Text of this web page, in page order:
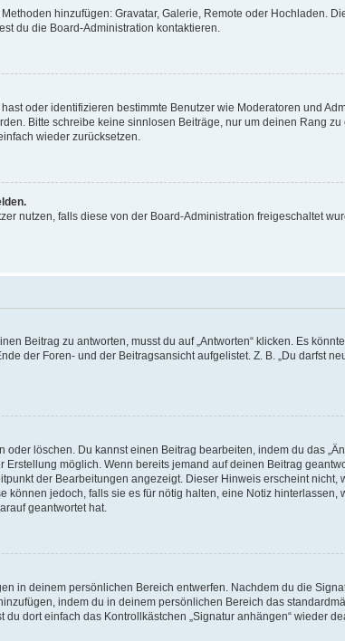
hinzufügen: Gravatar, Galerie, Remote oder Hochladen.
du die Board-Administration kontaktieren.
oder identifizieren bestimmte Benutzer wie Moderatoren und
Bitte schreibe keine sinnlosen Beiträge, nur um deinen Rang
wieder zurücksetzen.
nutzen, falls diese von der Board-Administration freigeschaltet
Beitrag zu antworten, musst du auf „Antworten“ klicken. Es
der Foren- und der Beitragsansicht aufgelistet. Z. B. „Du darfst
löschen. Du kannst einen Beitrag bearbeiten, indem du das
möglich. Wenn bereits jemand auf deinen Beitrag
der Bearbeitungen angezeigt. Dieser Hinweis erscheint nicht,
jedoch, falls sie es für nötig halten, eine Notiz hinterlassen,
geantwortet hat.
in deinem persönlichen Bereich entwerfen. Nachdem du die
indem du in deinem persönlichen Bereich das
dort einfach das Kontrollkästchen „Signatur anhängen“ wieder